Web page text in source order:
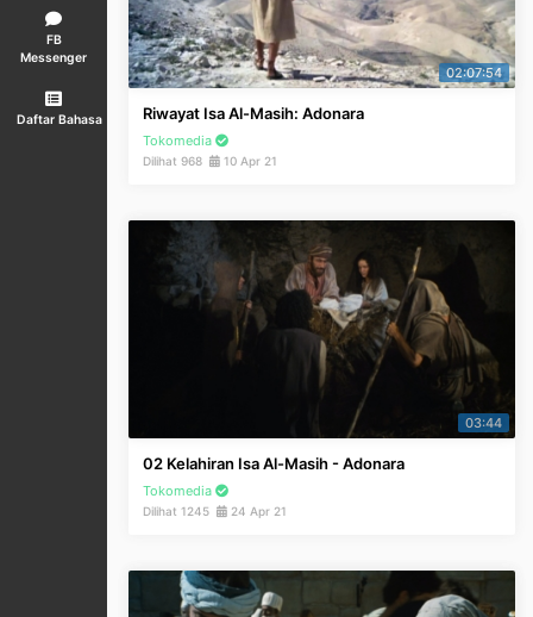
FB
Messenger
Daftar Bahasa
02:07:54
Riwayat Isa Al-Masih: Adonara
Tokomedia
Dilihat 968 10 Apr 21
03:44
02 Kelahiran Isa Al-Masih - Adonara
Tokomedia
Dilihat 1245 24 Apr 21